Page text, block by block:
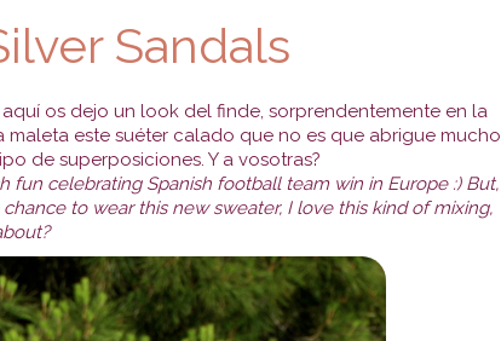
Sandals
os dejo un look del finde, sorprendentemente en la
este suéter calado que no es que abrigue mucho,
de superposiciones. Y a vosotras?
celebrating Spanish football team win in Europe :) But,
to wear this new sweater, I love this kind of mixing,